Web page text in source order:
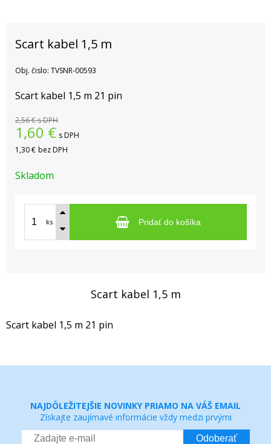
Scart kabel 1,5 m
Obj. čislo: TVSNR-00593
Scart kabel 1,5 m 21 pin
2,56 €s DPH
1,60 € s DPH
1,30 € bez DPH
Skladom
ks Pridať do košíka
Scart kabel 1,5 m
Scart kabel 1,5 m 21 pin
NAJDÔLEŽITEJŠIE NOVINKY PRIAMO NA VÁŠ EMAIL
Získajte zaujímavé informácie vždy medzi prvými
Odoberať